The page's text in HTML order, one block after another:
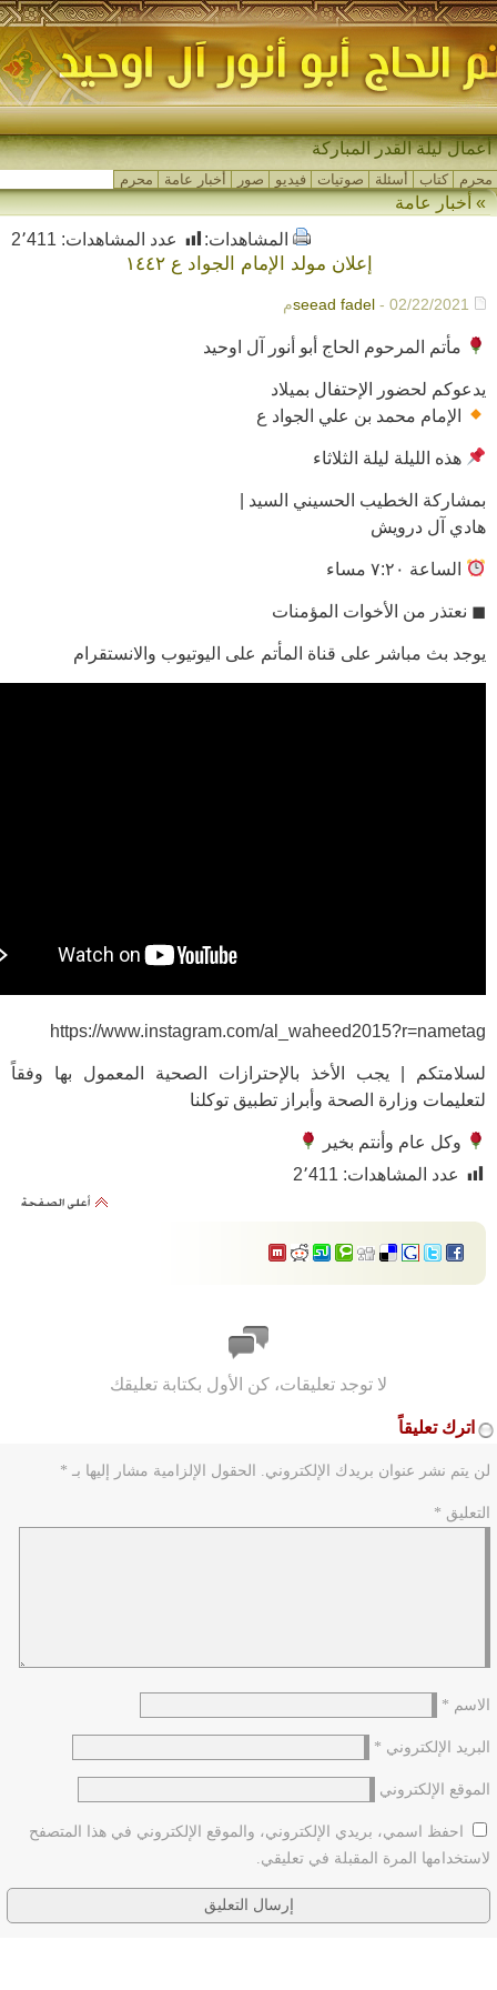
أعمال ليلة القدر المباركة
محرم كتاب أسئلة صوتيات فيديو صور أخبار عامة محرم
» أخبار عامة
المشاهدات:
عدد المشاهدات: 2٬411
إعلان مولد الإمام الجواد ع ١٤٤٢
seead fadel - 02/22/2021م
مأتم المرحوم الحاج أبو أنور آل اوحيد
يدعوكم لحضور الإحتفال بميلاد
الإمام محمد بن علي الجواد ع
هذه الليلة ليلة الثلاثاء
بمشاركة الخطيب الحسيني السيد |
هادي آل درويش
الساعة ٧:٢٠ مساء
◼ نعتذر من الأخوات المؤمنات
يوجد بث مباشر على قناة المأتم على اليوتيوب والانستقرام
https://www.instagram.com/al_waheed2015?r=nametag
لسلامتكم | يجب الأخذ بالإحترازات الصحية المعمول بها وفقاً
لتعليمات وزارة الصحة وأبراز تطبيق توكلنا
وكل عام وأنتم بخير
عدد المشاهدات: 2٬411
لا توجد تعليقات، كن الأول بكتابة تعليقك
اترك تعليقاً
لن يتم نشر عنوان بريدك الإلكتروني. الحقول الإلزامية مشار إليها بـ *
التعليق *
الاسم *
البريد الإلكتروني *
الموقع الإلكتروني
احفظ اسمي، بريدي الإلكتروني، والموقع الإلكتروني في هذا المتصفح
لاستخدامها المرة المقبلة في تعليقي.